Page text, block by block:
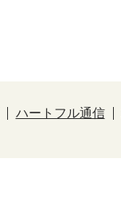
ハートフル通信